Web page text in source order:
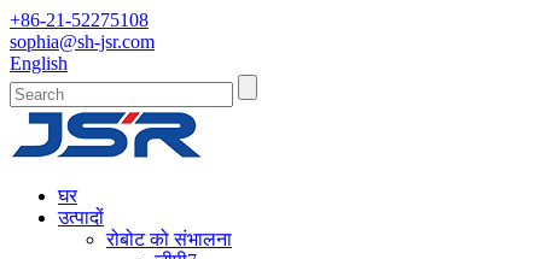
+86-21-52275108
sophia@sh-jsr.com
English
घर
उत्पादों
रोबोट को संभालना